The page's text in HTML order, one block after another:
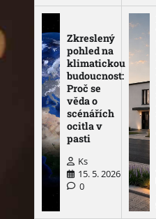
Zkreslený
pohled na
klimatickou
budoucnost:
Proč se
věda o
scénářích
ocitla v
pasti
Ks
15. 5. 2026
0